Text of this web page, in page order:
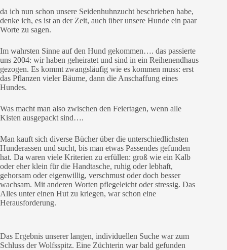
da ich nun schon unsere Seidenhuhnzucht beschrieben habe,
denke ich, es ist an der Zeit, auch über unsere Hunde ein paar
Worte zu sagen.
Im wahrsten Sinne auf den Hund gekommen…. das passierte
uns 2004: wir haben geheiratet und sind in ein Reihenendhaus
gezogen. Es kommt zwangsläufig wie es kommen muss: erst
das Pflanzen vieler Bäume, dann die Anschaffung eines
Hundes.
Was macht man also zwischen den Feiertagen, wenn alle
Kisten ausgepackt sind….
Man kauft sich diverse Bücher über die unterschiedlichsten
Hunderassen und sucht, bis man etwas Passendes gefunden
hat. Da waren viele Kriterien zu erfüllen: groß wie ein Kalb
oder eher klein für die Handtasche, ruhig oder lebhaft,
gehorsam oder eigenwillig, verschmust oder doch besser
wachsam. Mit anderen Worten pflegeleicht oder stressig. Das
Alles unter einen Hut zu kriegen, war schon eine
Herausforderung.
Das Ergebnis unserer langen, individuellen Suche war zum
Schluss der Wolfsspitz. Eine Züchterin war bald gefunden